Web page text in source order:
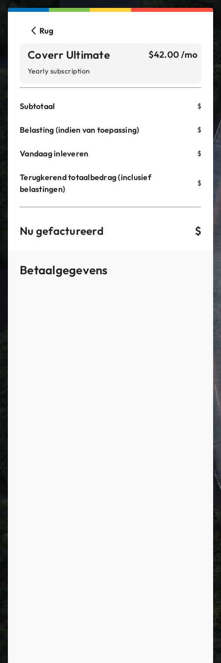
Rug
Coverr Ultimate $42.00 /mo
Yearly subscription
Subtotaal $
Belasting (indien van toepassing) $
Vandaag inleveren $
Terugkerend totaalbedrag (inclusief
belastingen)
$
Nu gefactureerd $
Betaalgegevens